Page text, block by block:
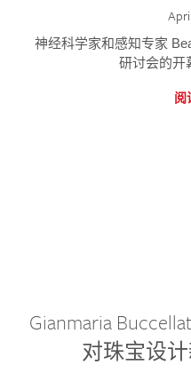
神经科学家和感知专家
研讨会的开
阅
Gianmaria
对珠宝设